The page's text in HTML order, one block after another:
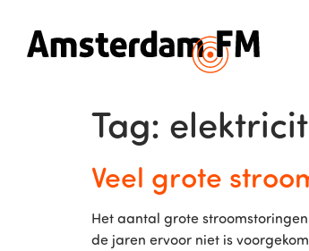
Tag:
Veel grote
Het aantal grote
de jaren ervoor niet is